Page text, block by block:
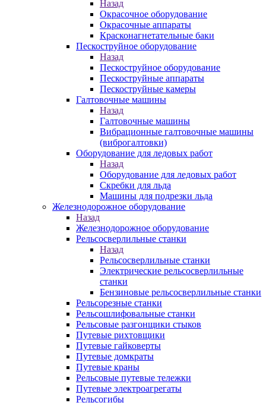
Назад
Окрасочное оборудование
Окрасочные аппараты
Красконагнетательные баки
Пескоструйное оборудование
Назад
Пескоструйное оборудование
Пескоструйные аппараты
Пескоструйные камеры
Галтовочные машины
Назад
Галтовочные машины
Вибрационные галтовочные машины
(виброгалтовки)
Оборудование для ледовых работ
Назад
Оборудование для ледовых работ
Скребки для льда
Машины для подрезки льда
Железнодорожное оборудование
Назад
Железнодорожное оборудование
Рельсосверлильные станки
Назад
Рельсосверлильные станки
Электрические рельсосверлильные
станки
Бензиновые рельсосверлильные станки
Рельсорезные станки
Рельсошлифовальные станки
Рельсовые разгонщики стыков
Путевые рихтовщики
Путевые гайковерты
Путевые домкраты
Путевые краны
Рельсовые путевые тележки
Путевые электроагрегаты
Рельсогибы